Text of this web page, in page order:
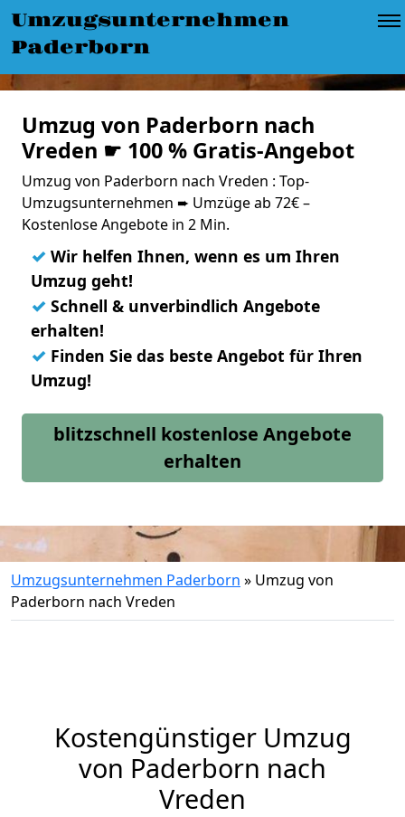
Umzugsunternehmen
Paderborn
Umzug von Paderborn nach
Vreden ☛ 100 % Gratis-Angebot
Umzug von Paderborn nach Vreden : Top-
Umzugsunternehmen ➨ Umzüge ab 72€ –
Kostenlose Angebote in 2 Min.
✓ Wir helfen Ihnen, wenn es um Ihren
Umzug geht!
✓ Schnell & unverbindlich Angebote
erhalten!
✓ Finden Sie das beste Angebot für Ihren
Umzug!
blitzschnell kostenlose Angebote
erhalten
Umzugsunternehmen Paderborn » Umzug von
Paderborn nach Vreden
Kostengünstiger Umzug
von Paderborn nach
Vreden